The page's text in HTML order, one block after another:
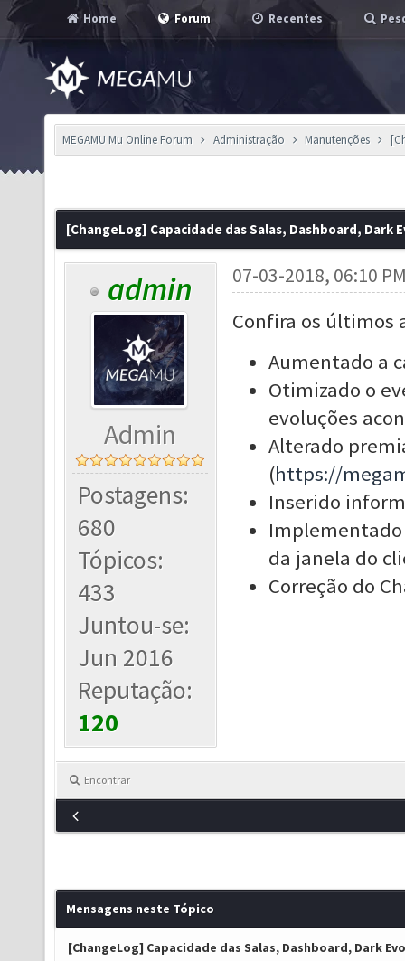
Home Forum Recentes
MEGAMU Mu Online Forum Administração Manutenções
[ChangeLog] Capacidade das Salas, Dashboard, Dark
admin
Admin
Postagens:
680
Tópicos:
433
Juntou-se:
Jun 2016
Reputação:
120
07-03-2018, 06:10
Confira os últimos
Aumentado a
Otimizado o
evoluções
Alterado
(https://
Inserido
da janela do
Correção do
Encontrar
Mensagens neste Tópico
[ChangeLog] Capacidade das Salas, Dashboard, Dark